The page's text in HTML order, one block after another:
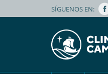
SÍGUENOS EN: